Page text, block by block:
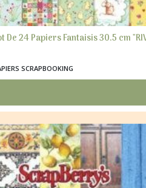
De 24 Papiers Fantaisis 30.5 cm
SCRAPBOOKING